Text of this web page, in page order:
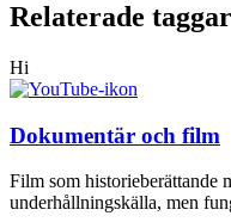
Relaterade taggar
Hi
Dokumentär och film
Film som historieberättande
underhållningskälla, men